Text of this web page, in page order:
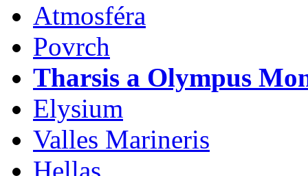
Atmosféra
Povrch
Tharsis a Olympus
Elysium
Valles Marineris